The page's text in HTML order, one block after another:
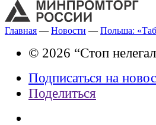
Главная — Новости — Польша:
© 2026 “Стоп
Подписаться на
Поделиться